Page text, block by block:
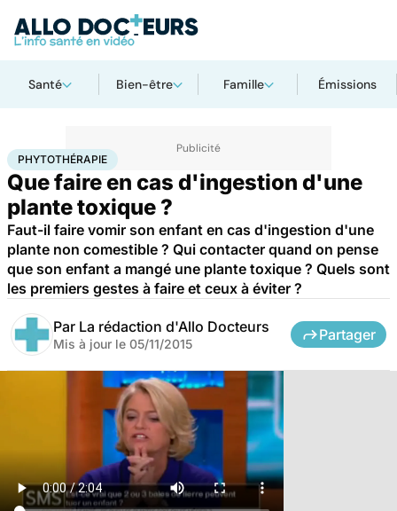
Santé Bien-être Famille Émissions
AccueilBien-êtrePhytothérapie
PHYTOTHÉRAPIE
Que faire en cas d'ingestion d'une
plante toxique ?
Faut-il faire vomir son enfant en cas d'ingestion d'une
plante non comestible ? Qui contacter quand on pense
que son enfant a mangé une plante toxique ? Quels sont
les premiers gestes à faire et ceux à éviter ?
Par La rédaction d'Allo Docteurs
Mis à jour le 05/11/2015
Partager